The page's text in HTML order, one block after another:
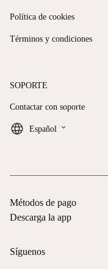
Política de cookies
Términos y condiciones
SOPORTE
Contactar con soporte
Español keyboard_arrow_down
Métodos de pago
Descarga la app
Síguenos